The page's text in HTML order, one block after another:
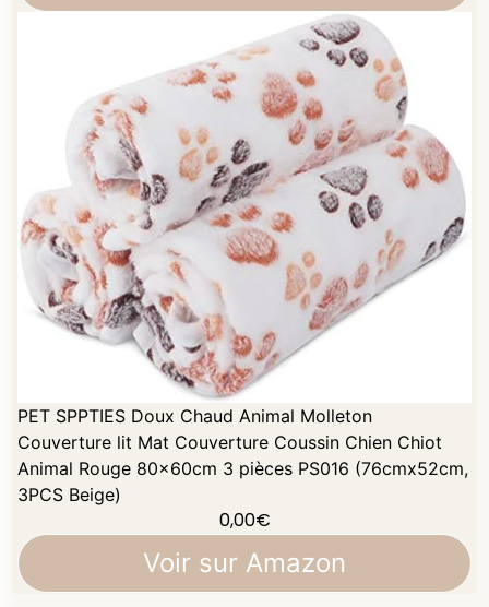
PET SPPTIES Doux Chaud Animal Molleton
Couverture lit Mat Couverture Coussin Chien Chiot
Animal Rouge 80x60cm 3 pièces PS016 (76cmx52cm,
3PCS Beige)
0,00€
Voir sur Amazon